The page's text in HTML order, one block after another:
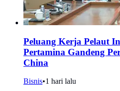
Peluang Kerja Pelaut
Pertamina Gandeng
China
Bisnis•1 hari lalu